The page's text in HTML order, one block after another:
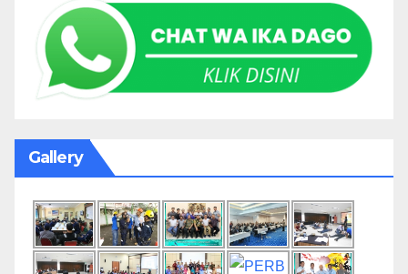
Gallery